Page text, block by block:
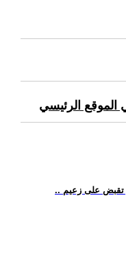
الموقع الرئيسي
تقبض على زعيم